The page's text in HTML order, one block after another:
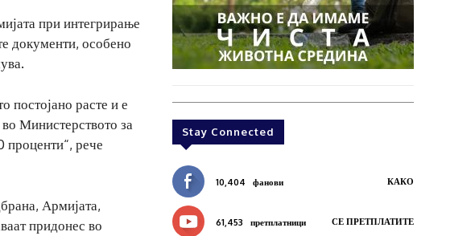
при интегрирање
документи, особено
постојано расте и е
Министерството за
проценти“, рече
Армијата,
придонес во
Stay Connected
10,404 фанови КАКО
61,453 претплатници СЕ ПРЕТПЛАТИТЕ